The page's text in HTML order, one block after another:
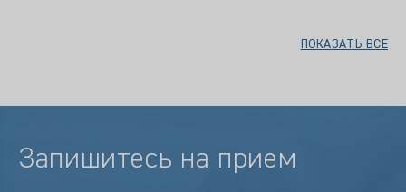
ПОКАЗАТЬ ВСЕ
Запишитесь на прием